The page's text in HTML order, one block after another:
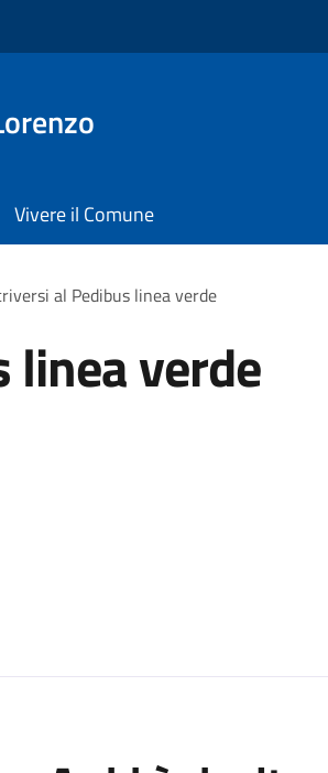
Vivere il Comune
al Pedibus linea verde
linea verde